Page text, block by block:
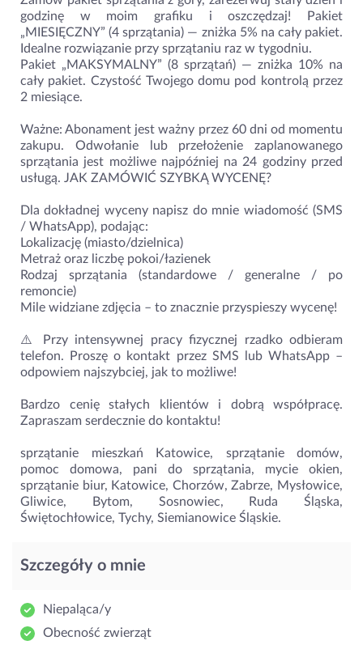
godzinę w moim grafiku i oszczędzaj! Pakiet
„MIESIĘCZNY” (4 sprzątania) — zniżka 5% na cały pakiet.
Idealne rozwiązanie przy sprzątaniu raz w tygodniu.
Pakiet „MAKSYMALNY” (8 sprzątań) — zniżka 10% na
cały pakiet. Czystość Twojego domu pod kontrolą przez
2 miesiące.
Ważne: Abonament jest ważny przez 60 dni od momentu
zakupu. Odwołanie lub przełożenie zaplanowanego
sprzątania jest możliwe najpóźniej na 24 godziny przed
usługą. JAK ZAMÓWIĆ SZYBKĄ WYCENĘ?
Dla dokładnej wyceny napisz do mnie wiadomość (SMS
/ WhatsApp), podając:
Lokalizację (miasto/dzielnica)
Metraż oraz liczbę pokoi/łazienek
Rodzaj sprzątania (standardowe / generalne / po
remoncie)
Mile widziane zdjęcia – to znacznie przyspieszy wycenę!
⚠️ Przy intensywnej pracy fizycznej rzadko odbieram
telefon. Proszę o kontakt przez SMS lub WhatsApp –
odpowiem najszybciej, jak to możliwe!
Bardzo cenię stałych klientów i dobrą współpracę.
Zapraszam serdecznie do kontaktu!
sprzątanie mieszkań Katowice, sprzątanie domów,
pomoc domowa, pani do sprzątania, mycie okien,
sprzątanie biur, Katowice, Chorzów, Zabrze, Mysłowice,
Gliwice, Bytom, Sosnowiec, Ruda Śląska,
Świętochłowice, Tychy, Siemianowice Śląskie.
Szczegóły o mnie
Niepaląca/y
Obecność zwierząt